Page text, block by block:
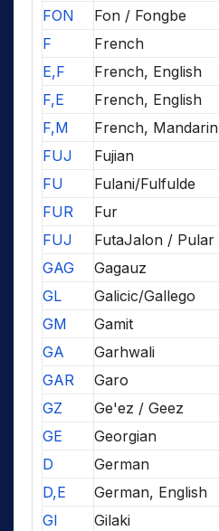
FON
Fon / Fongbe
F
French
E,F
French, English
F,E
French, English
F,M
French, Mandarin
FUJ
Fujian
FU
Fulani/Fulfulde
FUR
Fur
FUJ
FutaJalon / Pular
GAG
Gagauz
GL
Galicic/Gallego
GM
Gamit
GA
Garhwali
GAR
Garo
GZ
Ge'ez / Geez
GE
Georgian
D
German
D,E
German, English
GI
Gilaki